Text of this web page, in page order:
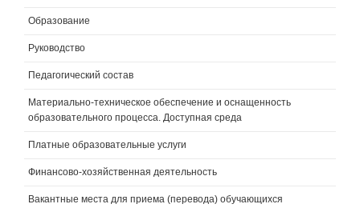
Образование
Руководство
Педагогический состав
Материально-техническое обеспечение и оснащенность
образовательного процесса. Доступная среда
Платные образовательные услуги
Финансово-хозяйственная деятельность
Вакантные места для приема (перевода) обучающихся